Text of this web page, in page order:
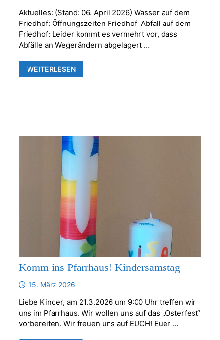
Aktuelles: (Stand: 06. April 2026) Wasser auf dem
Friedhof: Öffnungszeiten Friedhof: Abfall auf dem
Friedhof: Leider kommt es vermehrt vor, dass
Abfälle an Wegerändern abgelagert …
FRIEDHOFSVERWALTUNG
WEITERLESEN
Komm ins Pfarrhaus! Kindersamstag
15. März 2026
Liebe Kinder, am 21.3.2026 um 9:00 Uhr treffen wir
uns im Pfarrhaus. Wir wollen uns auf das „Osterfest“
vorbereiten. Wir freuen uns auf EUCH! Euer …